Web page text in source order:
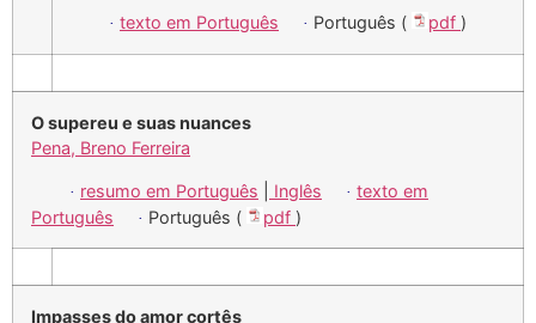
· texto em Português · Português ( pdf )
O supereu e suas nuances
Pena, Breno Ferreira
· resumo em Português Inglês · texto em
Português
· Português ( pdf )
Impasses do amor cortês